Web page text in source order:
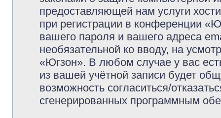
предоставляющей нам услуги
при регистрации в конференции
вашего пароля и вашего адреса
необязательной ко вводу, на
«Югзон». В любом случае у вас
из вашей учётной записи будет
возможность согласиться/
сгенерированных программным